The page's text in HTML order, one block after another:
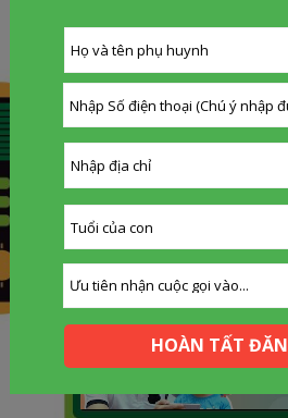
HOÀN TẤT